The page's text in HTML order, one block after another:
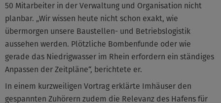
50 Mitarbeiter in der Verwaltung und Organisation nicht
planbar. „Wir wissen heute nicht schon exakt, wie
übermorgen unsere Baustellen- und Betriebslogistik
aussehen werden. Plötzliche Bombenfunde oder wie
gerade das Niedrigwasser im Rhein erfordern ein ständiges
Anpassen der Zeitpläne“, berichtete er.
In einem kurzweiligen Vortrag erklärte Imhäuser den
gespannten Zuhörern zudem die Relevanz des Hafens für